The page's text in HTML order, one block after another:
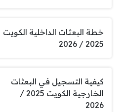
خطة البعثات الداخلية الكويت
2025 / 2026
كيفية التسجيل في البعثات
الخارجية الكويت 2025 /
2026